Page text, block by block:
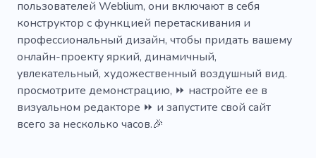
Темноволосая модель
Электрический
Гуру моды
Модница
Лошади
Моделирование
Фотограф-съемка
Гуру стиля
пользователей Weblium, они включают в себя
конструктор с функцией перетаскивания и
профессиональный дизайн, чтобы придать вашему
онлайн-проекту яркий, динамичный,
увлекательный, художественный воздушный вид.
просмотрите демонстрацию, ⏩ настройте ее в
визуальном редакторе ⏩ и запустите свой сайт
всего за несколько часов.🎉